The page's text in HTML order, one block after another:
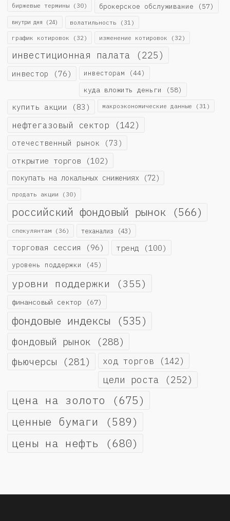
биржевые термины (30) брокерское обслуживание (57)
внутри дня (24) волатильность (31)
график котировок (32) изменение котировок (32)
инвестиционная палата (225)
инвестор (76) инвесторам (44)
куда вложить деньги (58)
купить акции (83) макроэкономические данные (31)
нефтегазовый сектор (142)
отечественный рынок (73)
открытие торгов (102)
покупать на локальных снижениях (72)
продать акции (30)
российский фондовый рынок (566)
спекулянтам (36) теханализ (43)
торговая сессия (96) тренд (100)
уровень поддержки (45)
уровни поддержки (355)
финансовый сектор (67)
фондовые индексы (535)
фондовый рынок (288)
фьючерсы (281) ход торгов (142)
цели роста (252)
цена на золото (675)
ценные бумаги (589)
цены на нефть (680)